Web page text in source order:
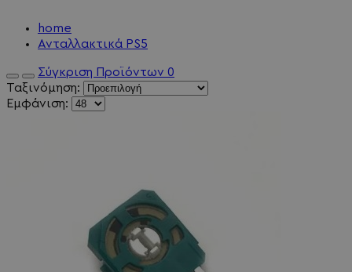
home
Ανταλλακτικά PS5
Σύγκριση Προϊόντων 0
Ταξινόμηση:
Εμφάνιση: